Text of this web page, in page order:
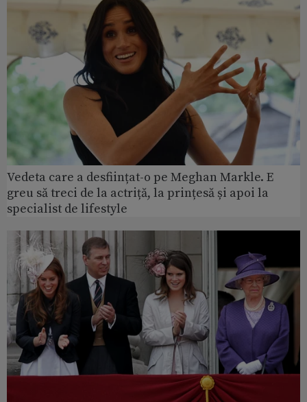
Vedeta care a desființat-o pe Meghan Markle. E
greu să treci de la actriță, la prințesă și apoi la
specialist de lifestyle